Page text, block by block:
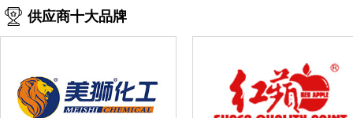
供应商十大品牌